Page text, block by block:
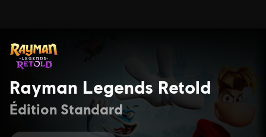
Rayman Legends Retold
Édition Standard